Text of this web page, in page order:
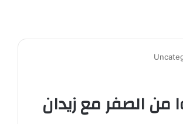
من الصفر مع زيدان